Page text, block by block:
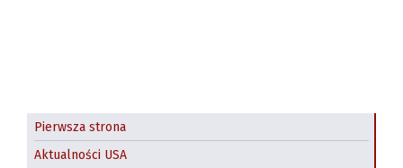
Pierwsza strona
Aktualności USA